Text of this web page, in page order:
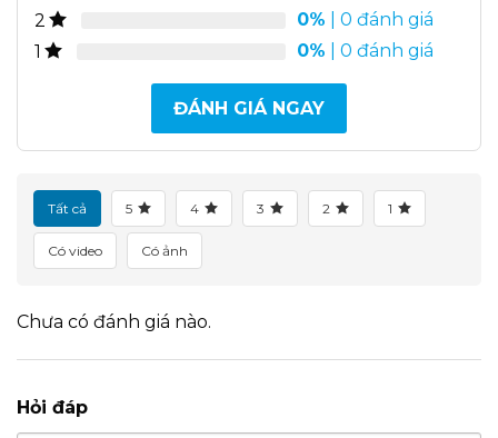
2
0% | 0 đánh giá
1
0% | 0 đánh giá
ĐÁNH GIÁ NGAY
Tất cả 5 4 3 2 1
Có video Có ảnh
Chưa có đánh giá nào.
Hỏi đáp